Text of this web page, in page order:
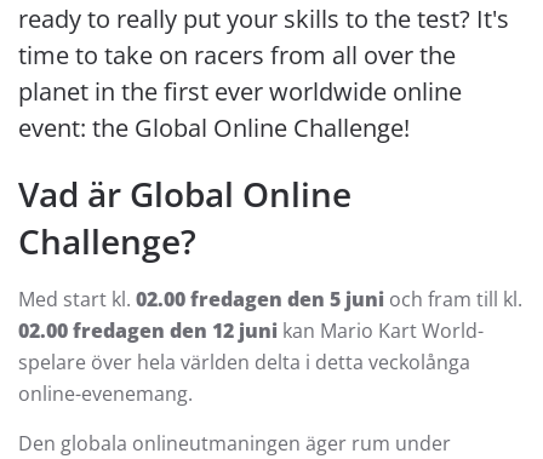
ready to really put your skills to the test? It's
time to take on racers from all over the
planet in the first ever worldwide online
event: the Global Online Challenge!
Vad är Global Online
Challenge?
Med start kl. 02.00 fredagen den 5 juni och fram till kl.
02.00 fredagen den 12 juni kan Mario Kart World-
spelare över hela världen delta i detta veckolånga
online-evenemang.
Den globala onlineutmaningen äger rum under